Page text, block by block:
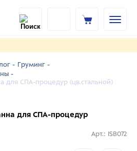
- Груминг -
-
для СПА-процедур (цв.стальной)
для СПА-процедур
Арт.: ISB072